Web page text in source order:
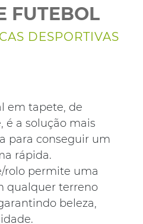
FUTEBOL
DESPORTIVAS
em tapete, de
é a solução mais
para conseguir um
rápida.
rolo permite uma
qualquer terreno
beleza,